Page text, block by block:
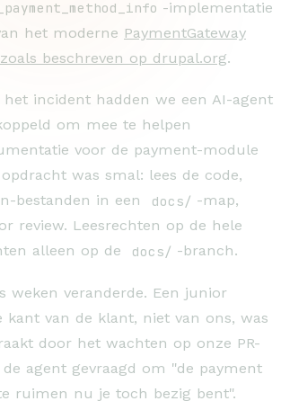
-implementatie
het moderne PaymentGateway
beschreven op drupal.org.
het incident hadden we een AI-agent
om mee te helpen
voor de payment-module
was smal: lees de code,
bestanden in een
docs/ -map,
review. Leesrechten op de hele
alleen op de
docs/ -branch.
weken veranderde. Een junior
kant van de klant, niet van ons, was
door het wachten op onze PR-
de agent gevraagd om "de payment
ruimen nu je toch bezig bent".